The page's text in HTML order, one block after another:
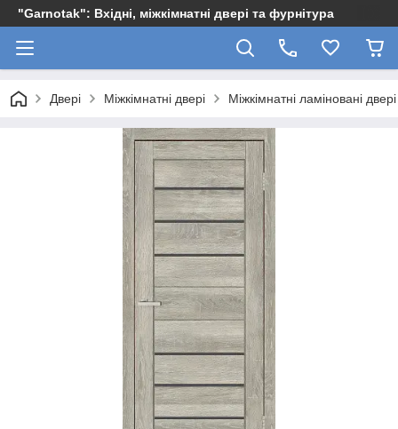
"Garnotak": Вхідні, міжкімнатні двері та фурнітура
Двері Міжкімнатні двері Міжкімнатні ламіновані двері